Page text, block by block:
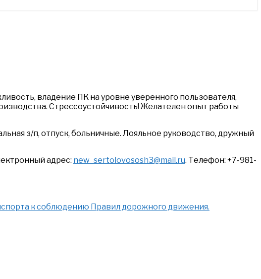
владение ПК на уровне уверенного пользователя,
Стрессоустойчивость! Желателен опыт работы
з/п, отпуск, больничные. Лояльное руководство, дружный
адрес: new_sertolovososh3@mail.ru. Телефон: +7-981-
к соблюдению Правил дорожного движения.